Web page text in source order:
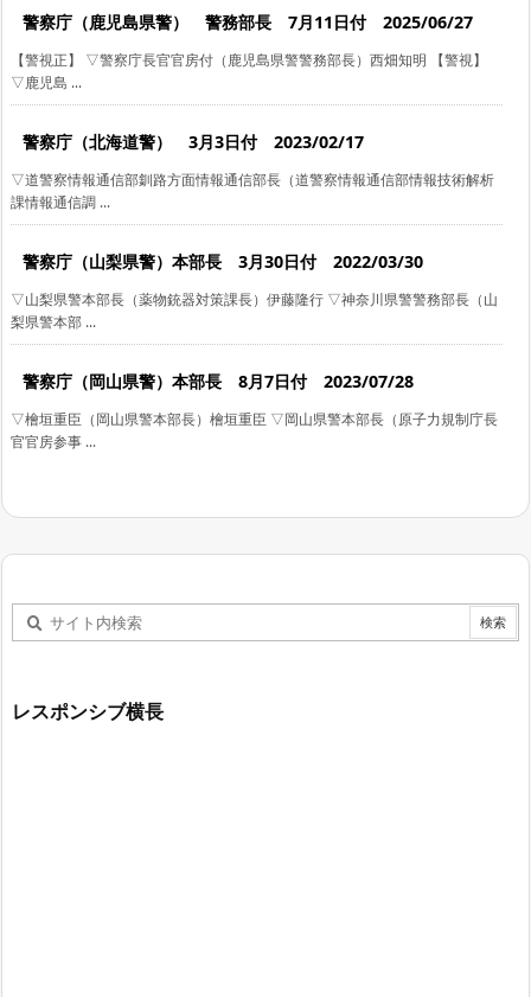
警察庁（鹿児島県警） 警務部長 7月11日付 2025/06/27
【警視正】 ▽警察庁長官官房付（鹿児島県警警務部長）西畑知明 【警視】
▽鹿児島 ...
警察庁（北海道警） 3月3日付 2023/02/17
▽道警察情報通信部釧路方面情報通信部長（道警察情報通信部情報技術解析
課情報通信調 ...
警察庁（山梨県警）本部長 3月30日付 2022/03/30
▽山梨県警本部長（薬物銃器対策課長）伊藤隆行 ▽神奈川県警警務部長（山
梨県警本部 ...
警察庁（岡山県警）本部長 8月7日付 2023/07/28
▽檜垣重臣（岡山県警本部長）檜垣重臣 ▽岡山県警本部長（原子力規制庁長
官官房参事 ...
レスポンシブ横長